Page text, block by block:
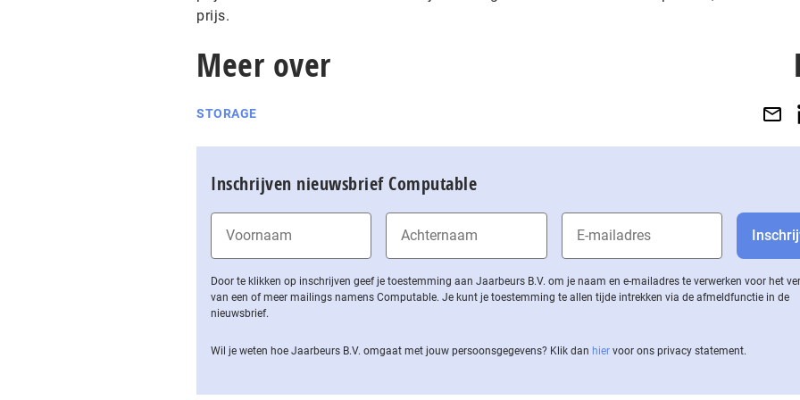
prijs.
Meer over
STORAGE
Inschrijven nieuwsbrief Computable
Door te klikken op inschrijven geef je toestemming aan Jaarbeurs B.V. om je naam en e-mailadres te verwerken voor het
van een of meer mailings namens Computable. Je kunt je toestemming te allen tijde intrekken via de af­meld­func­tie in de
nieuwsbrief.
Wil je weten hoe Jaarbeurs B.V. omgaat met jouw per­soons­ge­ge­vens? Klik dan hier voor ons privacy statement.